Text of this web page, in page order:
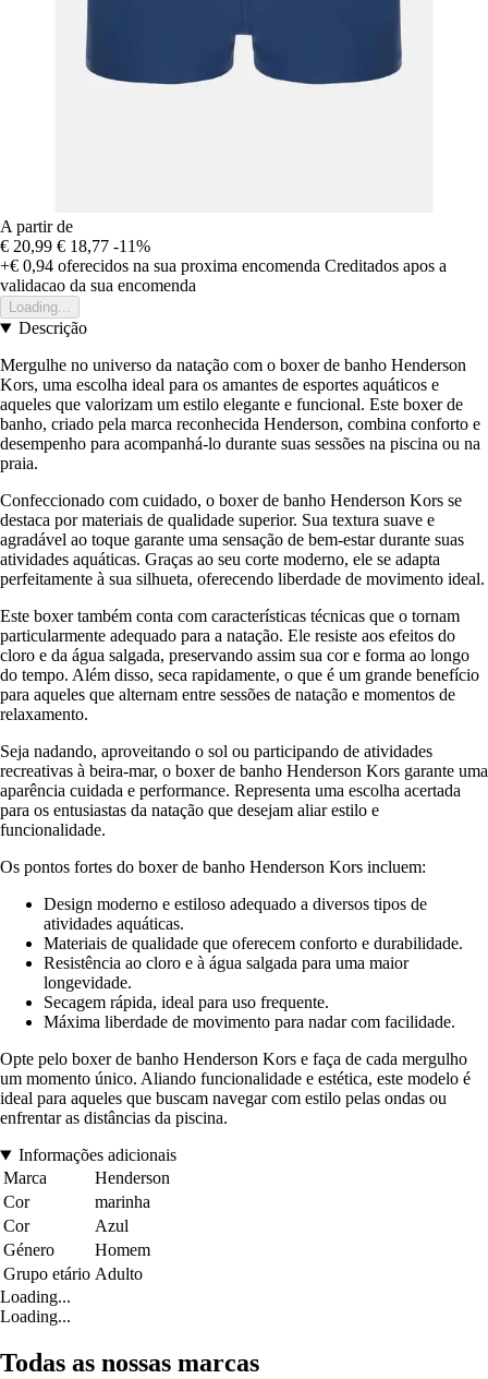
A partir de
€ 20,99 € 18,77 -11%
+€ 0,94 oferecidos na sua proxima encomenda Creditados apos a
validacao da sua encomenda
Loading...
Descrição
Mergulhe no universo da natação com o boxer de banho Henderson
Kors, uma escolha ideal para os amantes de esportes aquáticos e
aqueles que valorizam um estilo elegante e funcional. Este boxer de
banho, criado pela marca reconhecida Henderson, combina conforto e
desempenho para acompanhá-lo durante suas sessões na piscina ou na
praia.
Confeccionado com cuidado, o boxer de banho Henderson Kors se
destaca por materiais de qualidade superior. Sua textura suave e
agradável ao toque garante uma sensação de bem-estar durante suas
atividades aquáticas. Graças ao seu corte moderno, ele se adapta
perfeitamente à sua silhueta, oferecendo liberdade de movimento ideal.
Este boxer também conta com características técnicas que o tornam
particularmente adequado para a natação. Ele resiste aos efeitos do
cloro e da água salgada, preservando assim sua cor e forma ao longo
do tempo. Além disso, seca rapidamente, o que é um grande benefício
para aqueles que alternam entre sessões de natação e momentos de
relaxamento.
Seja nadando, aproveitando o sol ou participando de atividades
recreativas à beira-mar, o boxer de banho Henderson Kors garante uma
aparência cuidada e performance. Representa uma escolha acertada
para os entusiastas da natação que desejam aliar estilo e
funcionalidade.
Os pontos fortes do boxer de banho Henderson Kors incluem:
Design moderno e estiloso adequado a diversos tipos de
atividades aquáticas.
Materiais de qualidade que oferecem conforto e durabilidade.
Resistência ao cloro e à água salgada para uma maior
longevidade.
Secagem rápida, ideal para uso frequente.
Máxima liberdade de movimento para nadar com facilidade.
Opte pelo boxer de banho Henderson Kors e faça de cada mergulho
um momento único. Aliando funcionalidade e estética, este modelo é
ideal para aqueles que buscam navegar com estilo pelas ondas ou
enfrentar as distâncias da piscina.
Informações adicionais
Marca
Henderson
Cor
marinha
Cor
Azul
Género
Homem
Grupo etário Adulto
Loading...
Loading...
Todas as nossas marcas